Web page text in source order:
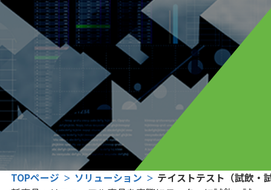
TOPページ ソリューション テイストテスト（試飲・